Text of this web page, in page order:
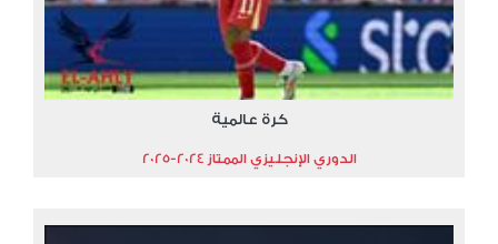
كرة عالمية
الدوري الإنجليزي الممتاز 2024-2025